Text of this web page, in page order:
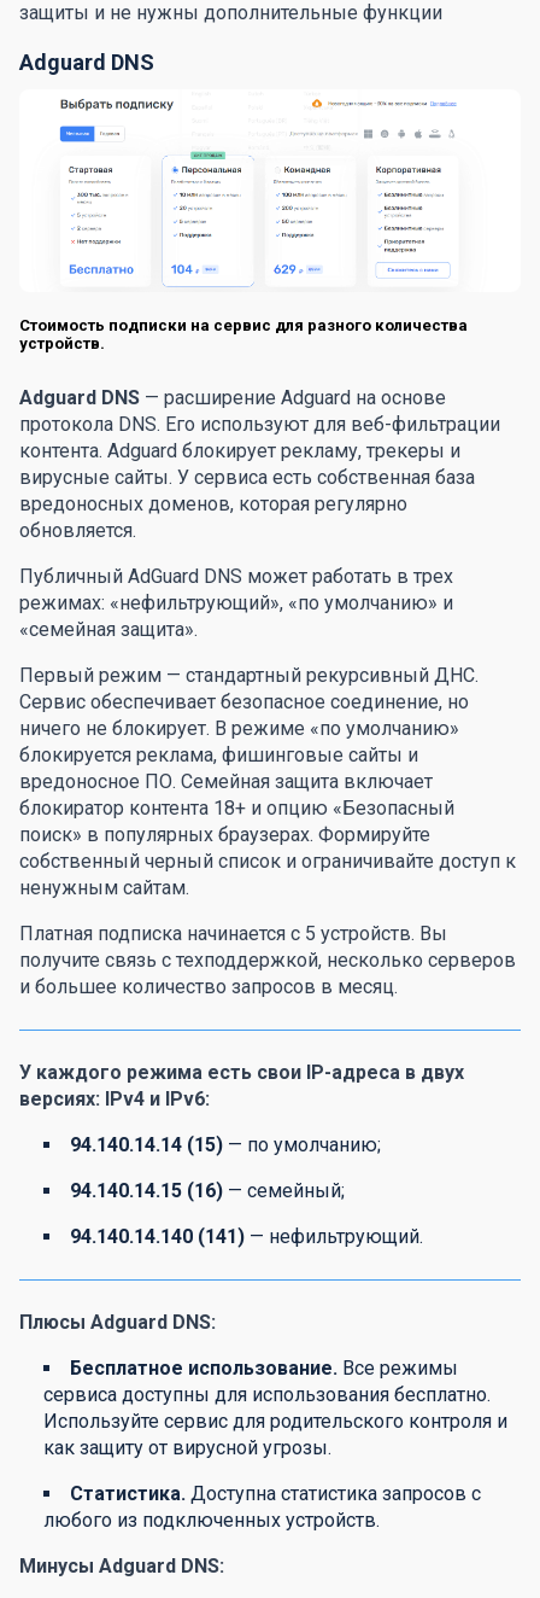
защиты и не нужны дополнительные функции
Adguard DNS
Стоимость подписки на сервис для разного количества
устройств.
Adguard DNS — расширение Adguard на основе
протокола DNS. Его используют для веб-фильтрации
контента. Adguard блокирует рекламу, трекеры и
вирусные сайты. У сервиса есть собственная база
вредоносных доменов, которая регулярно
обновляется.
Публичный AdGuard DNS может работать в трех
режимах: «нефильтрующий», «по умолчанию» и
«семейная защита».
Первый режим — стандартный рекурсивный ДНС.
Сервис обеспечивает безопасное соединение, но
ничего не блокирует. В режиме «по умолчанию»
блокируется реклама, фишинговые сайты и
вредоносное ПО. Семейная защита включает
блокиратор контента 18+ и опцию «Безопасный
поиск» в популярных браузерах. Формируйте
собственный черный список и ограничивайте доступ к
ненужным сайтам.
Платная подписка начинается с 5 устройств. Вы
получите связь с техподдержкой, несколько серверов
и большее количество запросов в месяц.
У каждого режима есть свои IP-адреса в двух
версиях: IPv4 и IPv6:
94.140.14.14 (15) — по умолчанию;
94.140.14.15 (16) — семейный;
94.140.14.140 (141) — нефильтрующий.
Плюсы Adguard DNS:
Бесплатное использование. Все режимы
сервиса доступны для использования бесплатно.
Используйте сервис для родительского контроля и
как защиту от вирусной угрозы.
Статистика. Доступна статистика запросов с
любого из подключенных устройств.
Минусы Adguard DNS: